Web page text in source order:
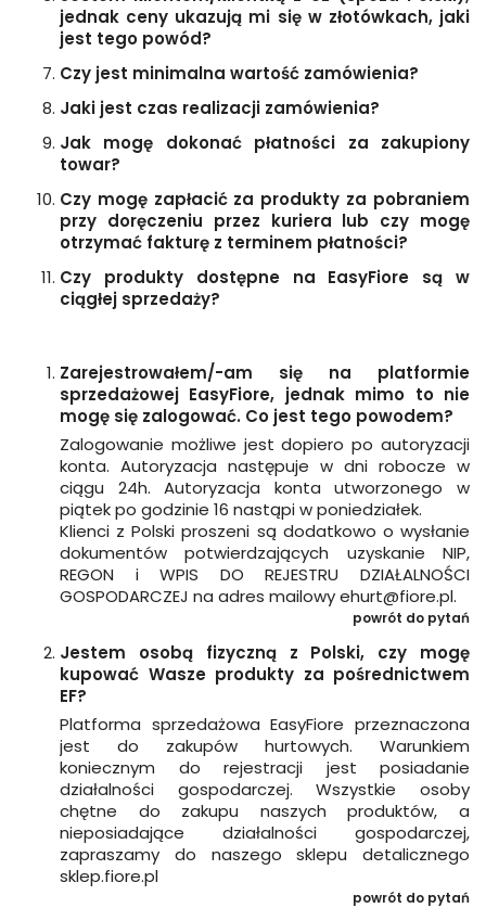
jednak ceny ukazują mi się w złotówkach, jaki
jest tego powód?
Czy jest minimalna wartość zamówienia?
Jaki jest czas realizacji zamówienia?
Jak mogę dokonać płatności za zakupiony
towar?
Czy mogę zapłacić za produkty za pobraniem
przy doręczeniu przez kuriera lub czy mogę
otrzymać fakturę z terminem płatności?
Czy produkty dostępne na EasyFiore są w
ciągłej sprzedaży?
Zarejestrowałem/-am się na platformie
sprzedażowej EasyFiore, jednak mimo to nie
mogę się zalogować. Co jest tego powodem?
Zalogowanie możliwe jest dopiero po autoryzacji
konta. Autoryzacja następuje w dni robocze w
ciągu 24h. Autoryzacja konta utworzonego w
piątek po godzinie 16 nastąpi w poniedziałek.
Klienci z Polski proszeni są dodatkowo o wysłanie
dokumentów potwierdzających uzyskanie NIP,
REGON i WPIS DO REJESTRU DZIAŁALNOŚCI
GOSPODARCZEJ na adres mailowy ehurt@fiore.pl.
powrót do pytań
Jestem osobą fizyczną z Polski, czy mogę
kupować Wasze produkty za pośrednictwem
EF?
Platforma sprzedażowa EasyFiore przeznaczona
jest do zakupów hurtowych. Warunkiem
koniecznym do rejestracji jest posiadanie
działalności gospodarczej. Wszystkie osoby
chętne do zakupu naszych produktów, a
nieposiadające działalności gospodarczej,
zapraszamy do naszego sklepu detalicznego
sklep.fiore.pl
powrót do pytań